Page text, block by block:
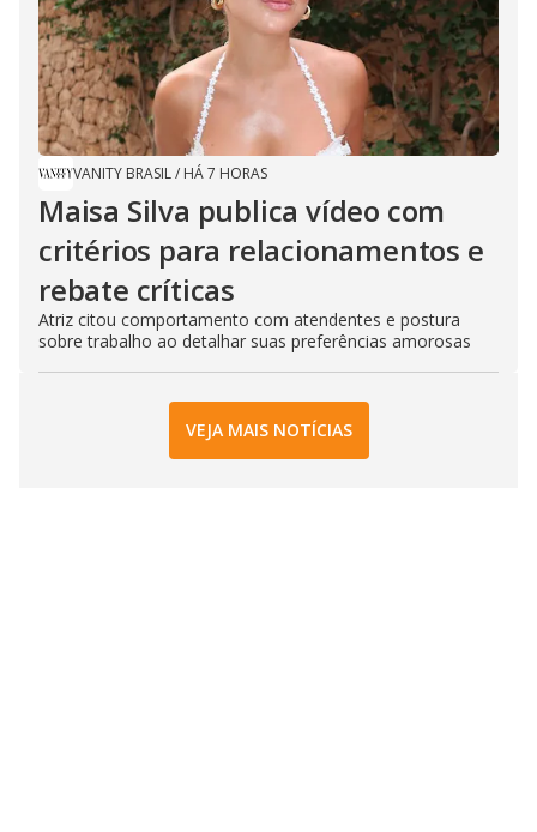
VANITY BRASIL/ HÁ 7 HORAS
Maisa Silva publica vídeo com
critérios para relacionamentos e
rebate críticas
Atriz citou comportamento com atendentes e postura
sobre trabalho ao detalhar suas preferências amorosas
VEJA MAIS NOTÍCIAS